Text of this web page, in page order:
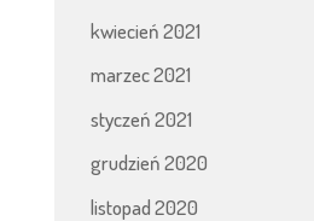
kwiecień 2021
marzec 2021
styczeń 2021
grudzień 2020
listopad 2020